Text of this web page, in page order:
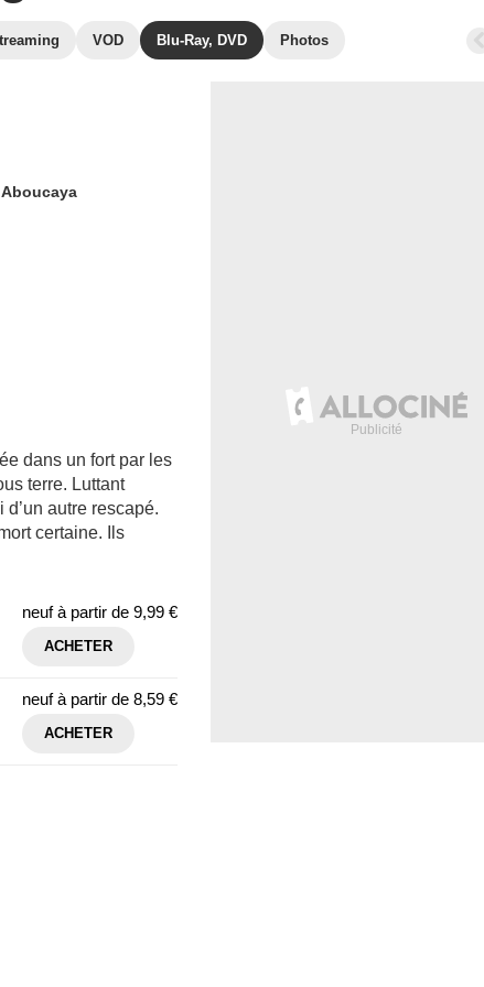
VOD Blu-Ray, DVD Photos
dans un fort par les
terre. Luttant
autre rescapé.
certaine. Ils
neuf à partir de 9,99 €
ACHETER
neuf à partir de 8,59 €
ACHETER